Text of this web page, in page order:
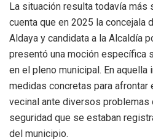
La situación resulta todavía
cuenta que en 2025 la concejala
Aldaya y candidata a la Alcaldía
presentó una moción específica
en el pleno municipal . En
medidas concretas para afrontar
vecinal ante diversos problemas
seguridad que se estaban
del municipio.